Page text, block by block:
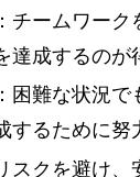
チームワーク
達成するのが
困難な状況で
するために努
スクを避け、